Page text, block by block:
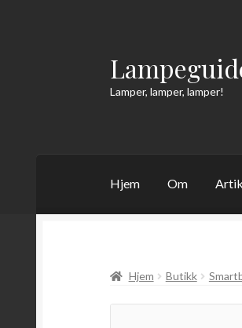
Hopp
til
navigasjon
Hopp
til
innhold
Lamper, lamper, lamper!
Hjem Om
Hjem Butikk